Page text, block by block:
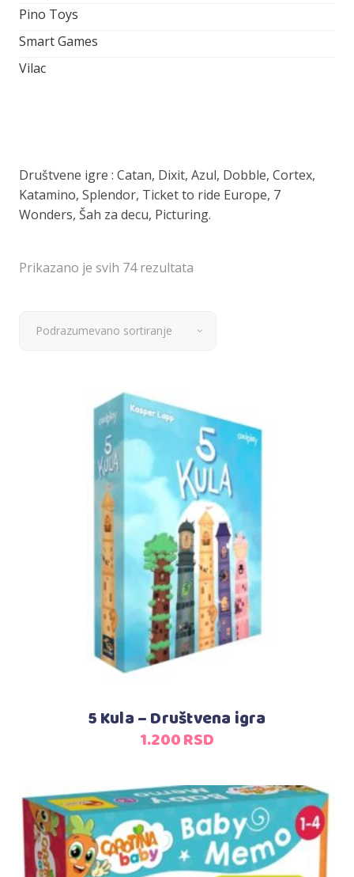
Društvene igre : Catan, Dixit, Azul, Dobble, Cortex,
Katamino, Splendor, Ticket to ride Europe, 7
Wonders, Šah za decu, Picturing.
Prikazano je svih 74 rezultata
Podrazumevano sortiranje
Dodaj u korpu
5 Kula – Društvena igra
1.200RSD
Pino Toys
Smart Games
Vilac